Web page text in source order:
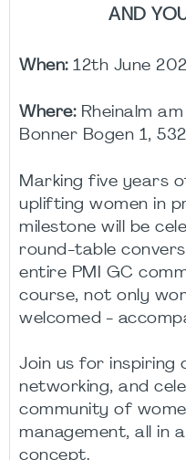
AND
When:12th June
Where:Rheinalm am
Bonner Bogen 1,
Marking five years
uplifting women in
milestone will be
round-table
entire PMI GC
course, not only
welcomed -
Join us for inspiring
networking, and
community of
management, all in
concept.